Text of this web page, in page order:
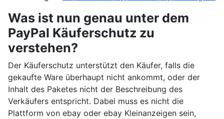
Was ist nun genau unter dem
PayPal Käuferschutz zu
verstehen?
Der Käuferschutz unterstützt den Käufer, falls die
gekaufte Ware überhaupt nicht ankommt, oder der
Inhalt des Paketes nicht der Beschreibung des
Verkäufers entspricht. Dabei muss es nicht die
Plattform von ebay oder ebay Kleinanzeigen sein,